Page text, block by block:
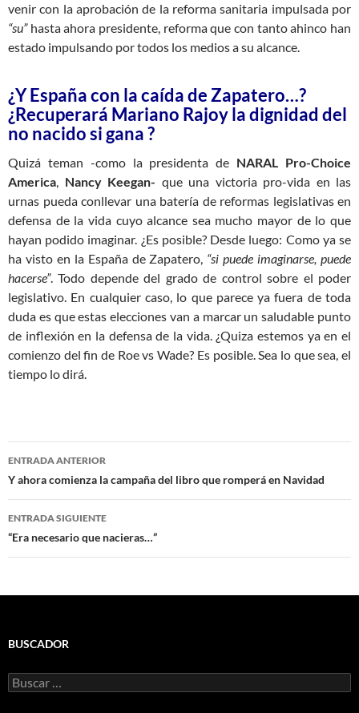
venir con la aprobación de la reforma sanitaria impulsada por
“su”hasta ahora presidente, reforma que con tanto ahinco han
estado impulsando por todos los medios a su alcance.
¿Y España con la caída de Zapatero…?
¿Recuperará Mariano Rajoy la dignidad del
no nacido si gana ?
Quizá teman -como la presidenta de NARAL Pro-Choice
America, Nancy Keegan- que una victoria pro-vida en las
urnas pueda conllevar una batería de reformas legislativas en
defensa de la vida cuyo alcance sea mucho mayor de lo que
hayan podido imaginar. ¿Es posible? Desde luego: Como ya se
ha visto en la España de Zapatero, “si puede imaginarse, puede
hacerse”. Todo depende del grado de control sobre el poder
legislativo. En cualquier caso, lo que parece ya fuera de toda
duda es que estas elecciones van a marcar un saludable punto
de inflexión en la defensa de la vida. ¿Quiza estemos ya en el
comienzo del fin de Roe vs Wade? Es posible. Sea lo que sea, el
tiempo lo dirá.
Navegación
de
entradas
ENTRADA ANTERIOR
Y ahora comienza la campaña del libro que romperá en Navidad
ENTRADA SIGUIENTE
“Era necesario que nacieras…”
BUSCADOR
Buscar: